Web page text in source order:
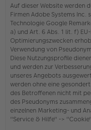
Auf dieser Website werden
Firmen Adobe Systems Inc.
Technologie Google
a) und Art. 6 Abs. 1 lit. f)
Optimierungszwecken
Verwendung von
Diese Nutzungsprofile
und werden zur
unseres Angebots
werden ohne eine
des Betroffenen nicht mit
des Pseudonyms
einzelnen Marketing- und
"Service & Hilfe" -> "Cookie"